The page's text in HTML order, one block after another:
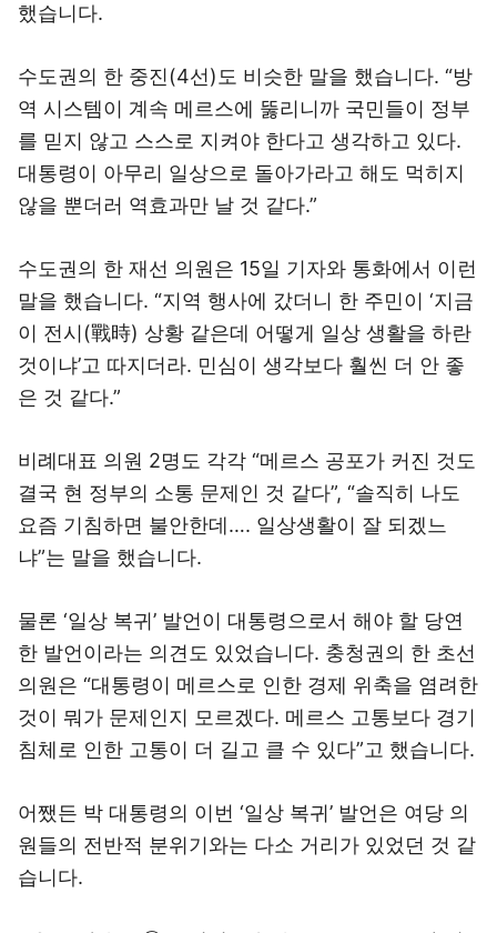
했습니다.
수도권의 한 중진(4선)도 비슷한 말을 했습니다. “방
역 시스템이 계속 메르스에 뚫리니까 국민들이 정부
를 믿지 않고 스스로 지켜야 한다고 생각하고 있다.
대통령이 아무리 일상으로 돌아가라고 해도 먹히지
않을 뿐더러 역효과만 날 것 같다.”
수도권의 한 재선 의원은 15일 기자와 통화에서 이런
말을 했습니다. “지역 행사에 갔더니 한 주민이 ‘지금
이 전시(戰時) 상황 같은데 어떻게 일상 생활을 하란
것이냐’고 따지더라. 민심이 생각보다 훨씬 더 안 좋
은 것 같다.”
비례대표 의원 2명도 각각 “메르스 공포가 커진 것도
결국 현 정부의 소통 문제인 것 같다”, “솔직히 나도
요즘 기침하면 불안한데…. 일상생활이 잘 되겠느
냐”는 말을 했습니다.
물론 ‘일상 복귀’ 발언이 대통령으로서 해야 할 당연
한 발언이라는 의견도 있었습니다. 충청권의 한 초선
의원은 “대통령이 메르스로 인한 경제 위축을 염려한
것이 뭐가 문제인지 모르겠다. 메르스 고통보다 경기
침체로 인한 고통이 더 길고 클 수 있다”고 했습니다.
어쨌든 박 대통령의 이번 ‘일상 복귀’ 발언은 여당 의
원들의 전반적 분위기와는 다소 거리가 있었던 것 같
습니다.